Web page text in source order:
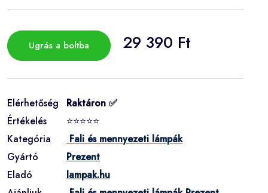
Ugrás a boltba 29 390 Ft
Elérhetőség
Raktáron ✅
Értékelés
⭐⭐⭐⭐⭐
Kategória
Fali és mennyezeti lámpák
Gyártó
Prezent
Eladó
lampak.hu